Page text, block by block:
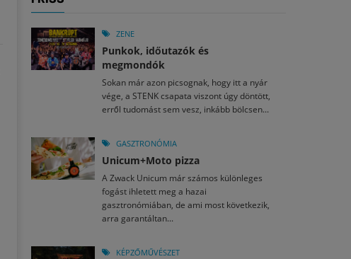
ZENE
Punkok, időutazók és
megmondók
Sokan már azon picsognak, hogy itt a nyár
vége, a STENK csapata viszont úgy döntött,
erről tudomást sem vesz, inkább bölcsen...
GASZTRONÓMIA
Unicum+Moto pizza
A Zwack Unicum már számos különleges
fogást ihletett meg a hazai
gasztronómiában, de ami most következik,
arra garantáltan...
KÉPZŐMŰVÉSZET